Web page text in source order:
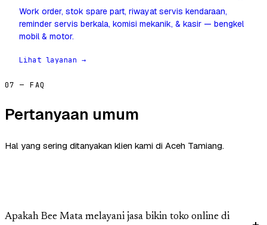
Work order, stok spare part, riwayat servis kendaraan,
reminder servis berkala, komisi mekanik, & kasir — bengkel
mobil & motor.
Lihat layanan →
07 — FAQ
Pertanyaan umum
Hal yang sering ditanyakan klien kami di Aceh Tamiang.
Apakah Bee Mata melayani jasa bikin toko online di